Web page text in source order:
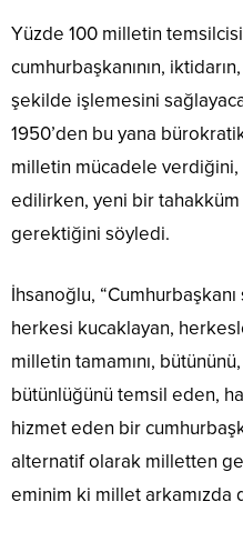
Yüzde 100 milletin
cumhurbaşkanının,
şekilde işlemesini
1950’den bu yana
milletin mücadele
edilirken, yeni bir tahakküm
gerektiğini söyledi.
İhsanoğlu,
herkesi kucaklayan,
milletin tamamını,
bütünlüğünü temsil eden,
hizmet eden bir
alternatif olarak milletten
eminim ki millet arkamızda